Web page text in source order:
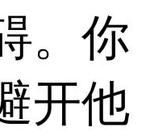
。你
开他